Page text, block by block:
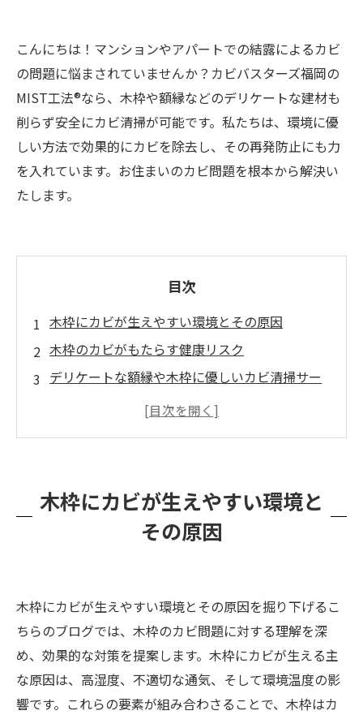
こんにちは！マンションやアパートでの結露によるカビ
の問題に悩まされていませんか？カビバスターズ福岡の
MIST工法®なら、木枠や額縁などのデリケートな建材も
削らず安全にカビ清掃が可能です。私たちは、環境に優
しい方法で効果的にカビを除去し、その再発防止にも力
を入れています。お住まいのカビ問題を根本から解決い
たします。
目次
木枠にカビが生えやすい環境とその原因
木枠のカビがもたらす健康リスク
デリケートな額縁や木枠に優しいカビ清掃サー
地域に根ざしたカビ清掃サービスの展開
木枠にカビが生えやすい環境と
その原因
木枠にカビが生えやすい環境とその原因を掘り下げるこ
ちらのブログでは、木枠のカビ問題に対する理解を深
め、効果的な対策を提案します。木枠にカビが生える主
な原因は、高湿度、不適切な通気、そして環境温度の影
響です。これらの要素が組み合わさることで、木枠はカ